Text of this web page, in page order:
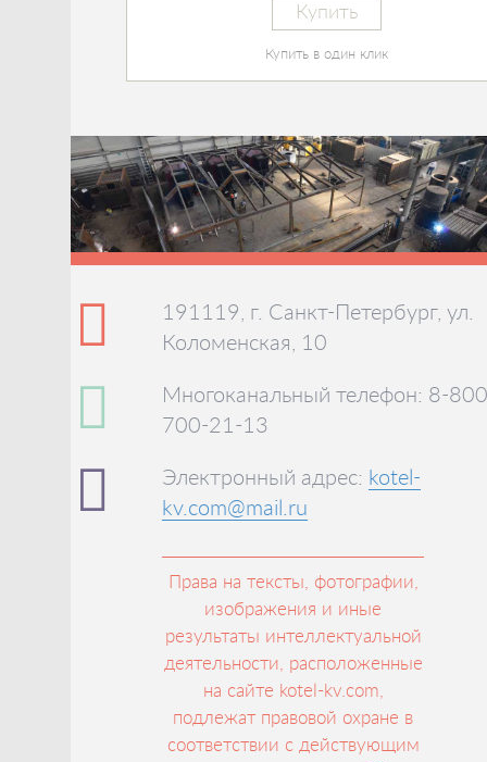
Купить
Купить в один клик
191119, г. Санкт-Петербург, ул.
Коломенская, 10
Многоканальный телефон: 8-
700-21-13
Электронный адрес: kotel-
kv.com@mail.ru
Права на тексты, фотографии,
изображения и иные
результаты интеллектуальной
деятельности, расположенные
на сайте kotel-kv.com,
подлежат правовой охране в
соответствии с действующим